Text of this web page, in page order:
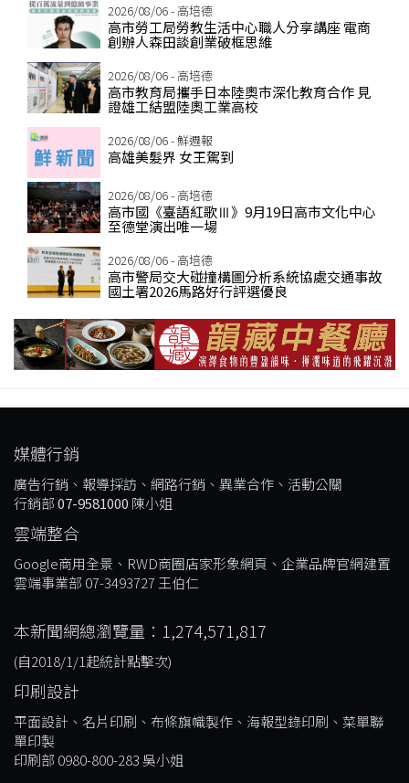
2026/08/06 - 高培德
高市勞工局勞教生活中心職人分享講座 電商
創辦人森田談創業破框思維
2026/08/06 - 高培德
高市教育局攜手日本陸奧市深化教育合作 見
證雄工結盟陸奧工業高校
2026/08/06 - 鮮週報
高雄美髮界 女王駕到
2026/08/06 - 高培德
高市國《臺語紅歌Ⅲ》9月19日高市文化中心
至德堂演出唯一場
2026/08/06 - 高培德
高市警局交大碰撞構圖分析系統協處交通事故
國土署2026馬路好行評選優良
媒體行銷
廣告行銷、報導採訪、網路行銷、異業合作、活動公關
行銷部07-9581000 陳小姐
雲端整合
Google商用全景、RWD商圈店家形象網頁、企業品牌官網建置
雲端事業部 07-3493727 王伯仁
本新聞網總瀏覽量：1,274,571,817
(自2018/1/1起統計點擊次)
印刷設計
平面設計、名片印刷、布條旗幟製作、海報型錄印刷、菜單聯
單印製
印刷部 0980-800-283 吳小姐